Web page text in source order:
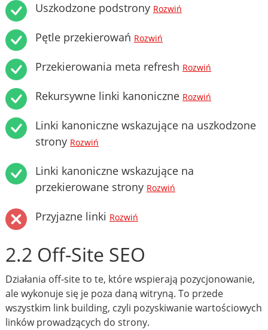
Uszkodzone podstrony Rozwiń
Pętle przekierowań Rozwiń
Przekierowania meta refresh Rozwiń
Rekursywne linki kanoniczne Rozwiń
Linki kanoniczne wskazujące na uszkodzone
strony Rozwiń
Linki kanoniczne wskazujące na
przekierowane strony Rozwiń
Przyjazne linki Rozwiń
2.2 Off-Site SEO
Działania off-site to te, które wspierają pozycjonowanie,
ale wykonuje się je poza daną witryną. To przede
wszystkim link building, czyli pozyskiwanie wartościowych
linków prowadzących do strony.